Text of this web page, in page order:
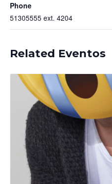
Phone
51305555 ext. 4204
Related Eventos